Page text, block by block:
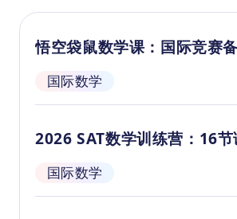
本资源为小学中高级（4-6年级
提升思维能力的学生。本视频
问题的奥数知识点进行了精细梳
度解读，构筑起了一条连贯而详
学奥数知识脉络。《小学奥数
共11节，本视频为第1节。
视频
悟空袋鼠数学课：国际竞赛
国际数学
2026 SAT数学训练营：16节
全部考点
国际数学